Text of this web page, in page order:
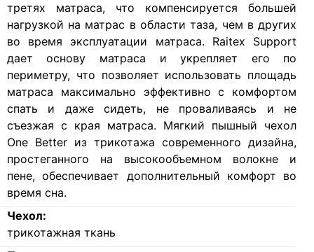
третях матраса, что компенсируется большей
нагрузкой на матрас в области таза, чем в других
во время эксплуатации матраса. Raitex Support
дает основу матраса и укрепляет его по
периметру, что позволяет использовать площадь
матраса максимально эффективно с комфортом
спать и даже сидеть, не проваливаясь и не
съезжая с края матраса. Мягкий пышный чехол
One Better из трикотажа современного дизайна,
простеганного на высокообъемном волокне и
пене, обеспечивает дополнительный комфорт во
время сна.
Чехол:
трикотажная ткань